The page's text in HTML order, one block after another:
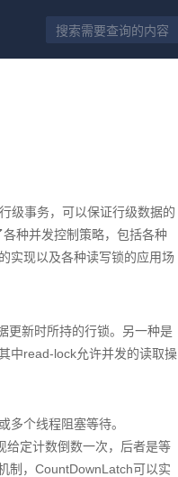
级事务，可以保证行级数据的
种并发控制策略，包括各种
实现以及各种读写锁的应用场
更新时所持的行锁。另一种是
中read-lock允许并发的读取操
个线程阻塞等待。
给定计数倒数一次，后者是等
制，CountDownLatch可以实